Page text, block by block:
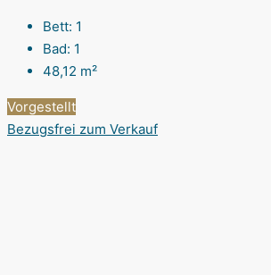
Bett: 1
Bad: 1
48,12 m²
Vorgestellt
Bezugsfrei zum Verkauf